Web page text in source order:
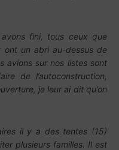
fini, tous ceux que
ont un abri au-dessus de
avions sur nos listes sont
de l’autoconstruction,
je leur ai dit qu’on
il y a des tentes (15)
plusieurs familles. Il est